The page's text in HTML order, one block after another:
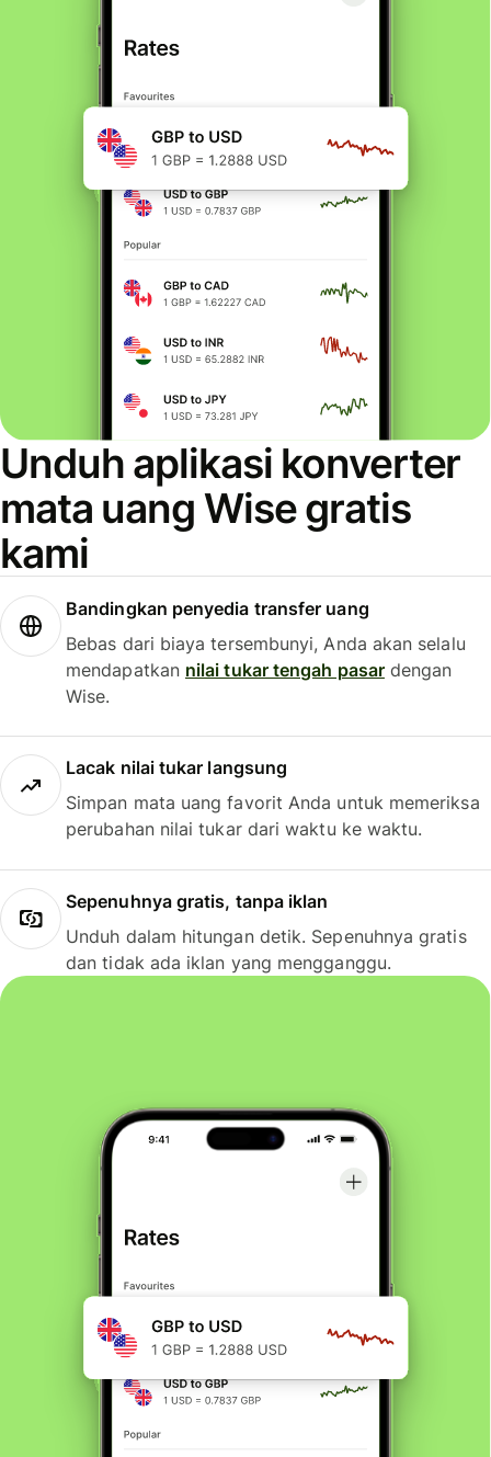
Unduh aplikasi konverter
mata uang Wise gratis
kami
Bandingkan penyedia transfer uang
Bebas dari biaya tersembunyi, Anda akan selalu
mendapatkan nilai tukar tengah pasardengan
Wise.
Lacak nilai tukar langsung
Simpan mata uang favorit Anda untuk memeriksa
perubahan nilai tukar dari waktu ke waktu.
Sepenuhnya gratis, tanpa iklan
Unduh dalam hitungan detik. Sepenuhnya gratis
dan tidak ada iklan yang mengganggu.